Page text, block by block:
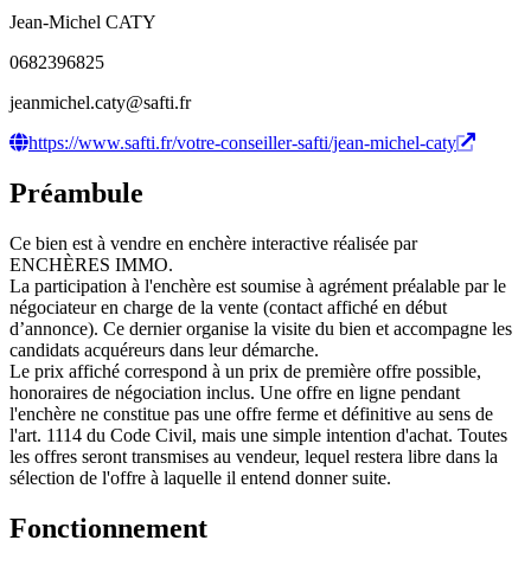
Jean-Michel CATY
0682396825
jeanmichel.caty@safti.fr
https://www.safti.fr/votre-conseiller-safti/jean-michel-caty
Préambule
Ce bien est à vendre en enchère interactive réalisée par
ENCHÈRES IMMO.
La participation à l'enchère est soumise à agrément préalable par le
négociateur en charge de la vente (contact affiché en début
d’annonce). Ce dernier organise la visite du bien et accompagne les
candidats acquéreurs dans leur démarche.
Le prix affiché correspond à un prix de première offre possible,
honoraires de négociation inclus. Une offre en ligne pendant
l'enchère ne constitue pas une offre ferme et définitive au sens de
l'art. 1114 du Code Civil, mais une simple intention d'achat. Toutes
les offres seront transmises au vendeur, lequel restera libre dans la
sélection de l'offre à laquelle il entend donner suite.
Fonctionnement